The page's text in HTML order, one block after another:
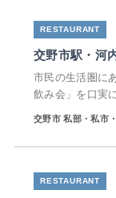
交野市駅・河
市民の生活圏に
飲み会」を口実
交野市 私部・私市